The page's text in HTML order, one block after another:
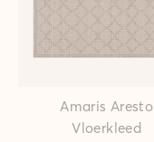
Amaris Aresto
Vloerkleed